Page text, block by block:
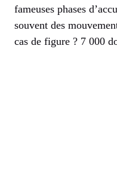
fameuses phases
souvent des
cas de figure ? 7 000